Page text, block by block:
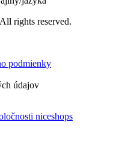
rights reserved.
podmienky
údajov
niceshops